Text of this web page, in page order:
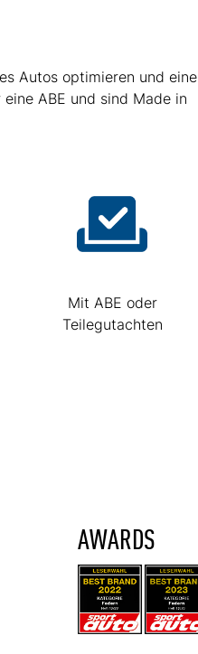
Autos optimieren und eine
ABE und sind Made in
Mit ABE oder
Teilegutachten
AWARDS